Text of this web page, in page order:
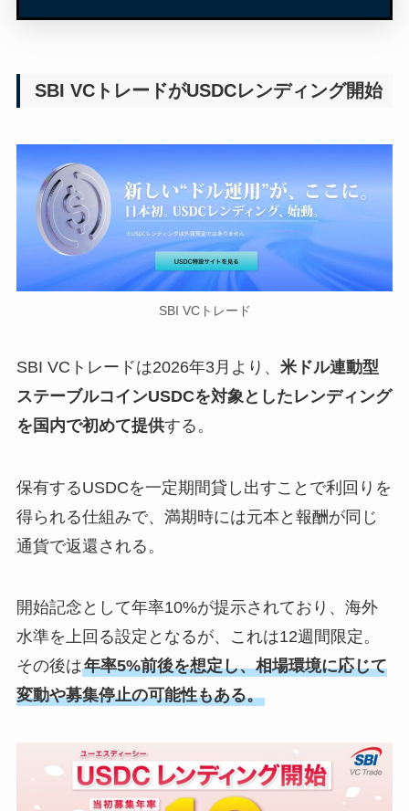
SBI VCトレードがUSDCレンディング開始
SBI VCトレード
SBI VCトレードは2026年3月より、 米ドル連動型
ステーブルコインUSDCを対象としたレンディング
を国内で初めて提供する。
保有するUSDCを一定期間貸し出すことで利回りを
得られる仕組みで、満期時には元本と報酬が同じ
通貨で返還される。
開始記念として年率10%が提示されており、海外
水準を上回る設定となるが、これは12週間限定。
その後は年率5%前後を想定し、相場環境に応じて
変動や募集停止の可能性もある。